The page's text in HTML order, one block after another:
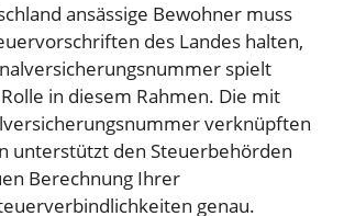
ansässige Bewohner muss
des Landes halten,
spielt
in diesem Rahmen. Die mit
verknüpften
unterstützt den Steuerbehörden
Berechnung Ihrer
genau.